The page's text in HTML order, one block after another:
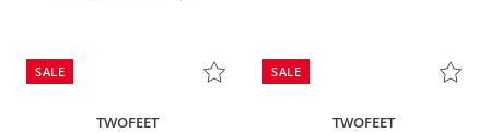
SALE
TWOFEET
SALE
TWOFEET